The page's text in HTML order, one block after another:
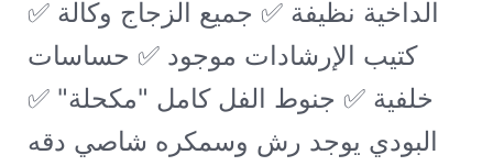
الداخية نظيفة ✅ جميع الزجاج وكالة ✅
كتيب الإرشادات موجود ✅ حساسات
خلفية ✅ جنوط الفل كامل "مكحلة" ✅
البودي يوجد رش وسمكره شاصي دقه